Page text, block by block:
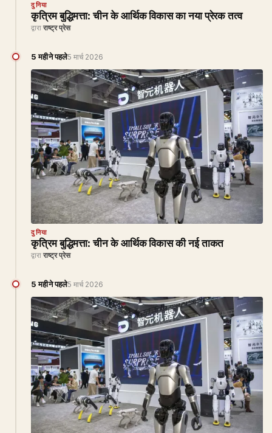
दुनिया
कृत्रिम बुद्धिमत्ता: चीन के आर्थिक विकास का नया प्रेरक तत्व
द्वारा राष्ट्र प्रेस
5 महीने पहले5 मार्च 2026
दुनिया
कृत्रिम बुद्धिमत्ता: चीन के आर्थिक विकास की नई ताकत
द्वारा राष्ट्र प्रेस
5 महीने पहले5 मार्च 2026